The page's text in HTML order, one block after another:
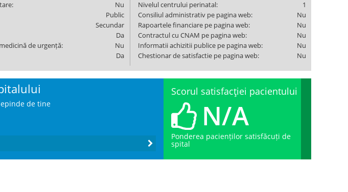
Nu
Public
Secundar
Da
de urgență:
Nu
Da
Nivelul centrului perinatal:
1
Consiliul administrativ pe pagina web:
Nu
Rapoartele financiare pe pagina web:
Nu
Contractul cu CNAM pe pagina web:
Nu
Informatii achizitii publice pe pagina web:
Nu
Chestionar de satisfactie pe pagina web:
Nu
de tine
Scorul satisfacţiei pacientului
N/A
Ponderea pacienților satisfăcuți de
spital